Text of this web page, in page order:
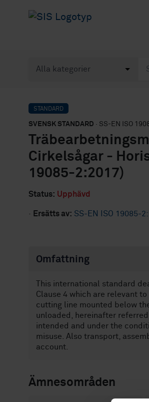
STANDARD
SVENSK STANDARD · SS-EN ISO
Cirkelsågar -
19085-2:2017)
Status: Upphävd
· Ersätts av: SS-EN ISO 19085-
Omfattning
This international standard
Clause 4 which are relevant
cutting line mounted below
unloaded, hereinafter
intended and under the
misuse. Also transport,
account.
Ämnesområden